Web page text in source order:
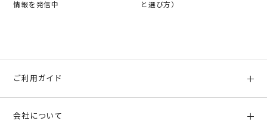
情報を発信中
と選び方）
ご利用ガイド
会社について